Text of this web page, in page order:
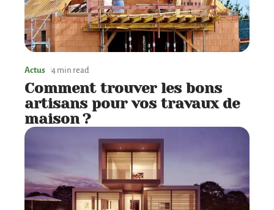
Actus 4 min read
Comment trouver les bons
artisans pour vos travaux de
maison ?